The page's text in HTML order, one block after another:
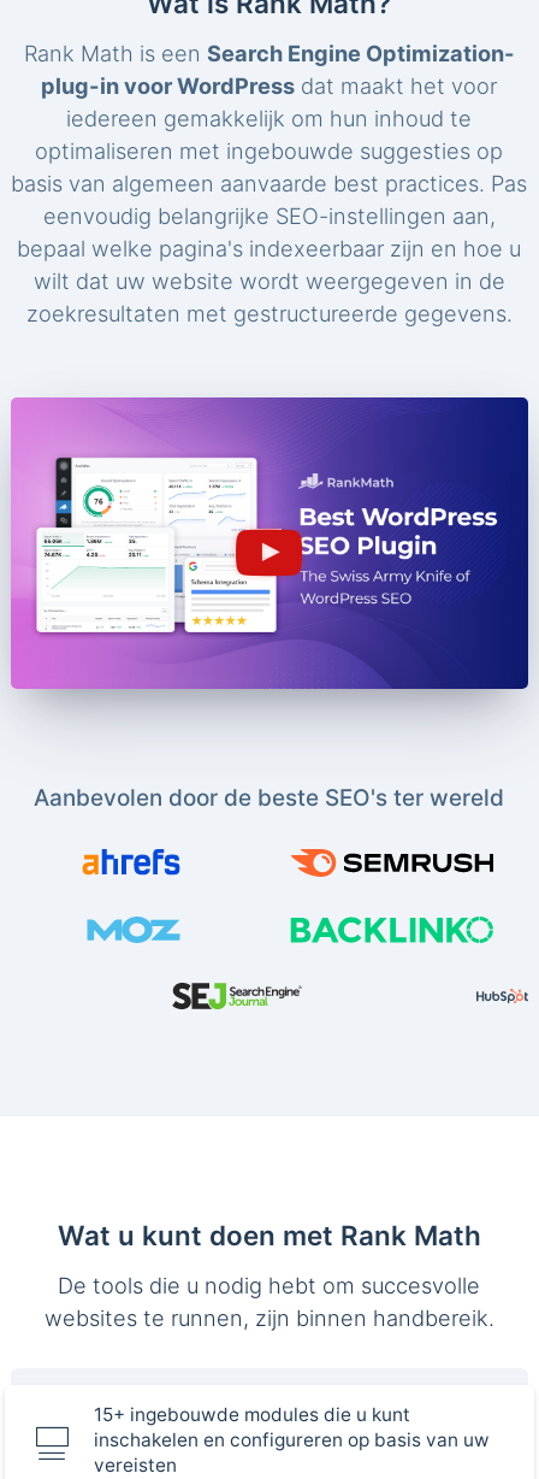
Rank Math is een Search Engine Optimization-
plug-in voor WordPress dat maakt het voor
iedereen gemakkelijk om hun inhoud te
optimaliseren met ingebouwde suggesties op
basis van algemeen aanvaarde best practices. Pas
eenvoudig belangrijke SEO-instellingen aan,
bepaal welke pagina's indexeerbaar zijn en hoe u
wilt dat uw website wordt weergegeven in de
zoekresultaten met gestructureerde gegevens.
Aanbevolen door de beste SEO's ter wereld
Wat u kunt doen met Rank Math
De tools die u nodig hebt om succesvolle
websites te runnen, zijn binnen handbereik.
15+ ingebouwde modules die u kunt
inschakelen en configureren op basis van uw
vereisten